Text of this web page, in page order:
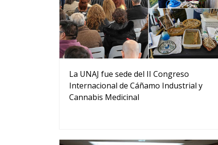
La UNAJ fue sede del II Congreso
Internacional de Cáñamo Industrial y
Cannabis Medicinal